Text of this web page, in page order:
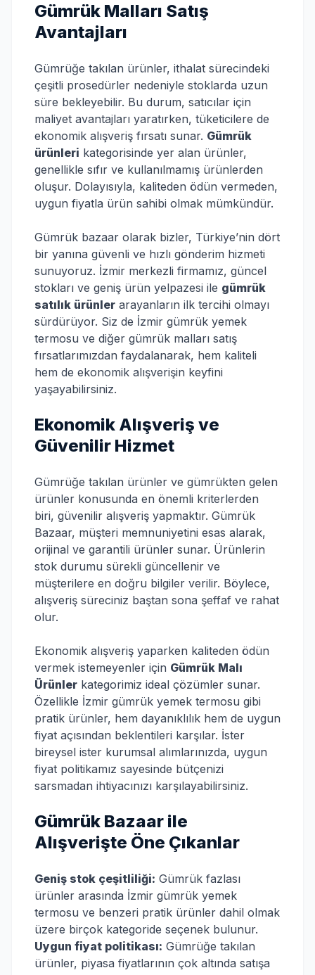
Gümrük Malları Satış
Avantajları
Gümrüğe takılan ürünler, ithalat sürecindeki
çeşitli prosedürler nedeniyle stoklarda uzun
süre bekleyebilir. Bu durum, satıcılar için
maliyet avantajları yaratırken, tüketicilere de
ekonomik alışveriş fırsatı sunar. Gümrük
ürünleri kategorisinde yer alan ürünler,
genellikle sıfır ve kullanılmamış ürünlerden
oluşur. Dolayısıyla, kaliteden ödün vermeden,
uygun fiyatla ürün sahibi olmak mümkündür.
Gümrük bazaar olarak bizler, Türkiye’nin dört
bir yanına güvenli ve hızlı gönderim hizmeti
sunuyoruz. İzmir merkezli firmamız, güncel
stokları ve geniş ürün yelpazesi ile gümrük
satılık ürünler arayanların ilk tercihi olmayı
sürdürüyor. Siz de İzmir gümrük yemek
termosu ve diğer gümrük malları satış
fırsatlarımızdan faydalanarak, hem kaliteli
hem de ekonomik alışverişin keyfini
yaşayabilirsiniz.
Ekonomik Alışveriş ve
Güvenilir Hizmet
Gümrüğe takılan ürünler ve gümrükten gelen
ürünler konusunda en önemli kriterlerden
biri, güvenilir alışveriş yapmaktır. Gümrük
Bazaar, müşteri memnuniyetini esas alarak,
orijinal ve garantili ürünler sunar. Ürünlerin
stok durumu sürekli güncellenir ve
müşterilere en doğru bilgiler verilir. Böylece,
alışveriş süreciniz baştan sona şeffaf ve rahat
olur.
Ekonomik alışveriş yaparken kaliteden ödün
vermek istemeyenler için Gümrük Malı
Ürünler kategorimiz ideal çözümler sunar.
Özellikle İzmir gümrük yemek termosu gibi
pratik ürünler, hem dayanıklılık hem de uygun
fiyat açısından beklentileri karşılar. İster
bireysel ister kurumsal alımlarınızda, uygun
fiyat politikamız sayesinde bütçenizi
sarsmadan ihtiyacınızı karşılayabilirsiniz.
Gümrük Bazaar ile
Alışverişte Öne Çıkanlar
Geniş stok çeşitliliği: Gümrük fazlası
ürünler arasında İzmir gümrük yemek
termosu ve benzeri pratik ürünler dahil olmak
üzere birçok kategoride seçenek bulunur.
Uygun fiyat politikası: Gümrüğe takılan
ürünler, piyasa fiyatlarının çok altında satışa